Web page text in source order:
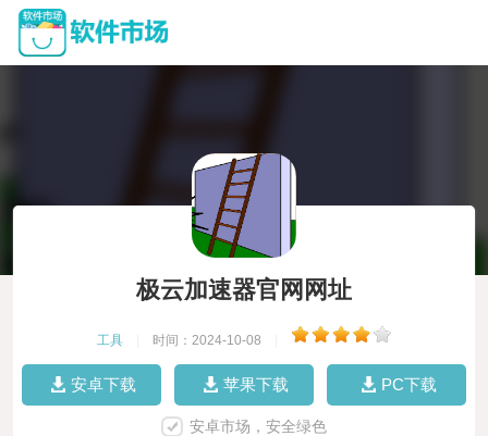
极云加速器官网网址
工具 时间：2024-10-08
安卓下载 苹果下载 PC下载
安卓市场，安全绿色